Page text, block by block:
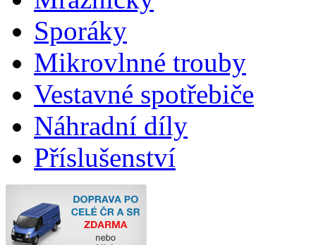
Sporáky
Mikrovlnné trouby
Vestavné spotřebiče
Náhradní díly
Příslušenství